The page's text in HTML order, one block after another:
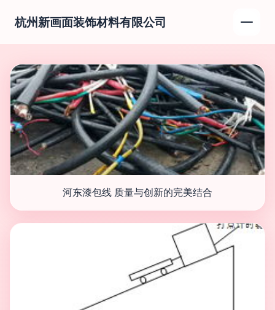
杭州新画面装饰材料有限公司
河东漆包线 质量与创新的完美结合